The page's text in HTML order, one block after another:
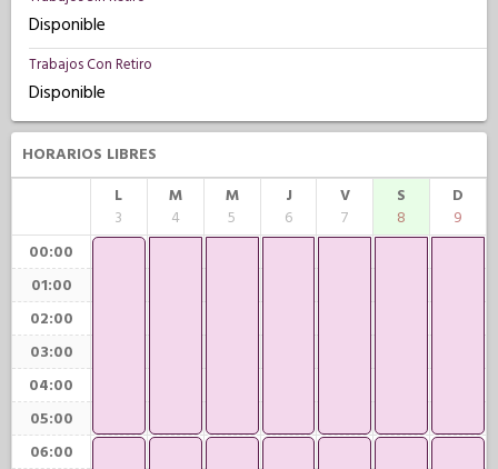
Disponible
Trabajos Con Retiro
Disponible
HORARIOS LIBRES
L
3
M
4
M
5
J
6
V
7
S
8
D
9
00:00
01:00
02:00
03:00
04:00
05:00
06:00